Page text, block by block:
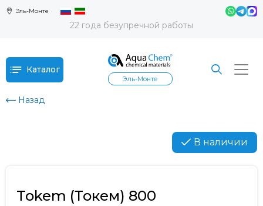
Эль-Монте
22 года безупречной работы
Каталог
Эль-Монте
Назад
В наличии
Tokem (Токем) 800